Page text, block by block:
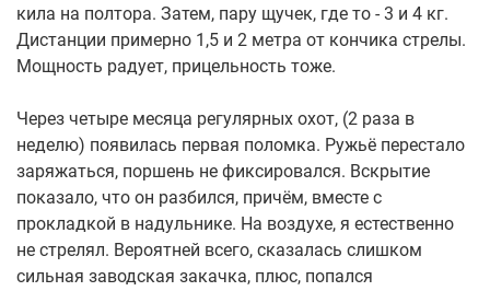
кила на полтора. Затем, пару щучек, где то - 3 и 4 кг.
Дистанции примерно 1,5 и 2 метра от кончика стрелы.
Мощность радует, прицельность тоже.
Через четыре месяца регулярных охот, (2 раза в
неделю) появилась первая поломка. Ружьё перестало
заряжаться, поршень не фиксировался. Вскрытие
показало, что он разбился, причём, вместе с
прокладкой в надульнике. На воздухе, я естественно
не стрелял. Вероятней всего, сказалась слишком
сильная заводская закачка, плюс, попался